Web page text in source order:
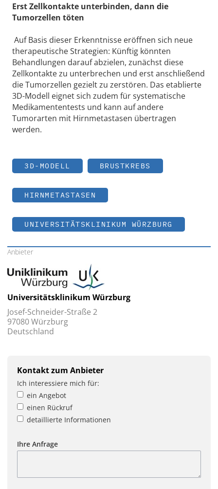
Erst Zellkontakte unterbinden, dann die
Tumorzellen töten
Auf Basis dieser Erkenntnisse eröffnen sich neue
therapeutische Strategien: Künftig könnten
Behandlungen darauf abzielen, zunächst diese
Zellkontakte zu unterbrechen und erst anschließend
die Tumorzellen gezielt zu zerstören. Das etablierte
3D-Modell eignet sich zudem für systematische
Medikamententests und kann auf andere
Tumorarten mit Hirnmetastasen übertragen
werden.
3D-MODELL BRUSTKREBS
HIRNMETASTASEN
UNIVERSITÄTSKLINIKUM WÜRZBURG
Anbieter
Universitätsklinikum Würzburg
Josef-Schneider-Straße 2
97080 Würzburg
Deutschland
Kontakt zum Anbieter
Ich interessiere mich für:
ein Angebot
einen Rückruf
detaillierte Informationen
Ihre Anfrage